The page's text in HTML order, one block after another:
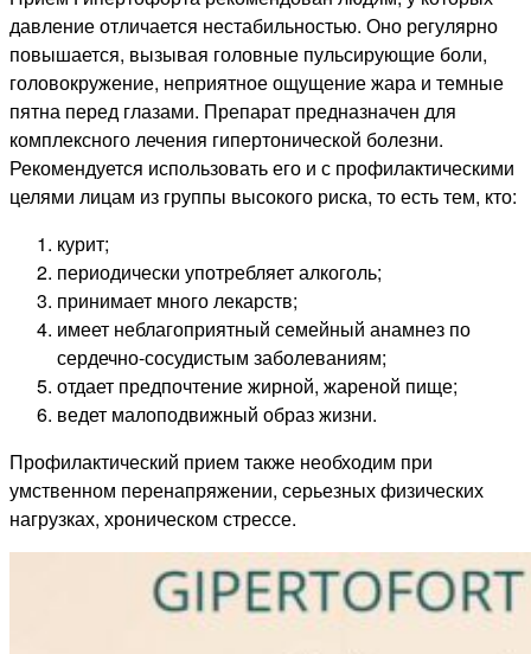
давление отличается нестабильностью. Оно регулярно
повышается, вызывая головные пульсирующие боли,
головокружение, неприятное ощущение жара и темные
пятна перед глазами. Препарат предназначен для
комплексного лечения гипертонической болезни.
Рекомендуется использовать его и с профилактическими
целями лицам из группы высокого риска, то есть тем, кто:
курит;
периодически употребляет алкоголь;
принимает много лекарств;
имеет неблагоприятный семейный анамнез по
сердечно-сосудистым заболеваниям;
отдает предпочтение жирной, жареной пище;
ведет малоподвижный образ жизни.
Профилактический прием также необходим при
умственном перенапряжении, серьезных физических
нагрузках, хроническом стрессе.